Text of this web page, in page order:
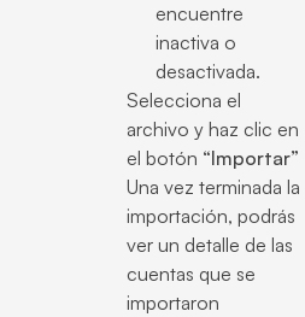
encuentre
inactiva o
desactivada.
Selecciona el
archivo y haz clic en
el botón “Importar”
Una vez terminada la
importación, podrás
ver un detalle de las
cuentas que se
importaron